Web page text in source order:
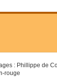
: Phillippe de
rouge